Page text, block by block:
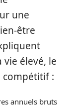
une
être
élevé, le
compétitif :
annuels bruts